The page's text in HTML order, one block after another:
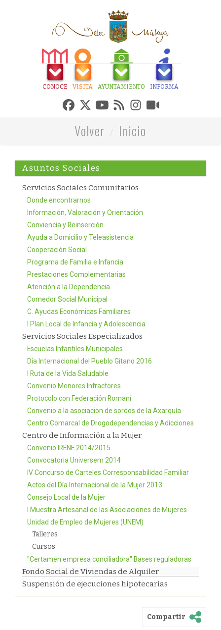
CONOCE VISITA AYUNTAMIENTO INFORMA
Volver Inicio
Asuntos Sociales
Servicios Sociales Comunitarios
Donde encontrarnos
Información, Valoración y Orientación
Conviencia y Reinserción
Ayuda a Domicilio y Teleasistencia
Cooperación Social
Programa de Familia e Infancia
Prestaciones Complementarias
Atención a la Dependencia
Comedor Social Municipal
C. Ayudas Económicas Familiares
I Plan Local de Infancia y Adolescencia
Servicios Sociales Especializados
Escuelas Infantiles Municipales
Día Internacional del Pueblo Gitano 2016
I Ruta de la Vida Saludable
Convenio Menores Infractores
Protocolo con Federación Romaní
Convenio a la asociacion de sordos de la Axarquía
Centro Comarcal de Drogodependencias y Adicciones
Centro de Información a la Mujer
Convenio IRENE 2014/2015
Convocatoria Universem 2014
IV Concurso de Carteles Corresponsabilidad Familiar
Actos del Día Internacional de la Mujer 2013
Consejo Local de la Mujer
I Muestra Artesanal de las Asociaciones de Mujeres
Unidad de Empleo de Mujeres (UNEM)
Talleres
Cursos
"Certamen empresa conciliadora" Bases reguladoras
Fondo Social de Viviendas de Alquiler
Suspensión de ejecuciones hipotecarias
Compartir